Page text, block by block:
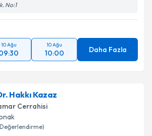
No:1
10 Ağu 10 Ağu
10:00 Daha Fazla
Hakkı Kazaz
Cerrahisi
Değerlendirme)